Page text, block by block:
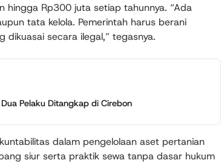
hingga Rp300 juta setiap tahunnya. “Ada
tata kelola. Pemerintah harus berani
secara ilegal,” tegasnya.
Pelaku Ditangkap di Cirebon
dalam pengelolaan aset pertanian
siur serta praktik sewa tanpa dasar hukum